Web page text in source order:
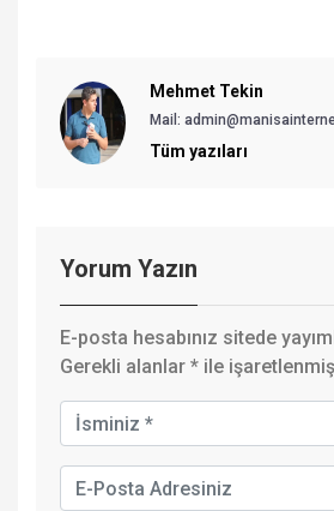
Mehmet Tekin
Mail:
Tüm yazıları
Yorum Yazın
E-posta hesabınız sitede
Gerekli alanlar * ile